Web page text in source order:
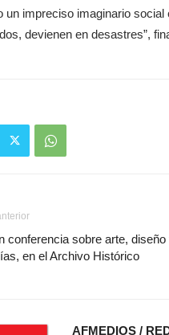
un impreciso imaginario
devienen en desastres”,
conferencia sobre arte, diseño
en el Archivo Histórico
AFMEDIOS /